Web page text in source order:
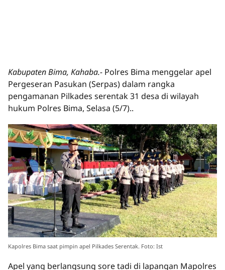
Kabupaten Bima, Kahaba.- Polres Bima menggelar apel
Pergeseran Pasukan (Serpas) dalam rangka
pengamanan Pilkades serentak 31 desa di wilayah
hukum Polres Bima, Selasa (5/7)..
Kapolres Bima saat pimpin apel Pilkades Serentak. Foto: Ist
Apel yang berlangsung sore tadi di lapangan Mapolres